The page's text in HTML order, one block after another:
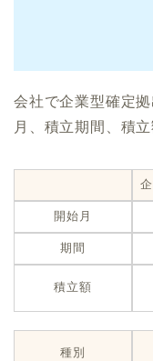
会社で企業型確定
月、積立期間、積
開始月
期間
積立額
種別